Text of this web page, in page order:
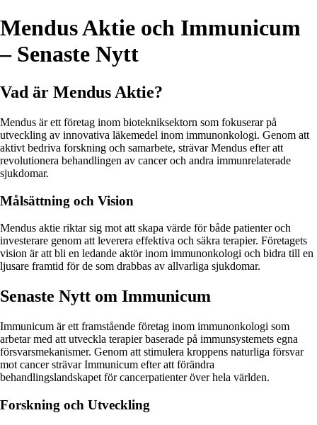
Mendus Aktie och Immunicum
– Senaste Nytt
Vad är Mendus Aktie?
Mendus är ett företag inom biotekniksektorn som fokuserar på
utveckling av innovativa läkemedel inom immunonkologi. Genom att
aktivt bedriva forskning och samarbete, strävar Mendus efter att
revolutionera behandlingen av cancer och andra immunrelaterade
sjukdomar.
Målsättning och Vision
Mendus aktie riktar sig mot att skapa värde för både patienter och
investerare genom att leverera effektiva och säkra terapier. Företagets
vision är att bli en ledande aktör inom immunonkologi och bidra till en
ljusare framtid för de som drabbas av allvarliga sjukdomar.
Senaste Nytt om Immunicum
Immunicum är ett framstående företag inom immunonkologi som
arbetar med att utveckla terapier baserade på immunsystemets egna
försvarsmekanismer. Genom att stimulera kroppens naturliga försvar
mot cancer strävar Immunicum efter att förändra
behandlingslandskapet för cancerpatienter över hela världen.
Forskning och Utveckling